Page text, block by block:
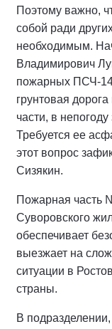
Поэтому важно,
собой ради
необходимым.
Владимирович
пожарных ПСЧ-
грунтовая
части, в
Требуется ее
этот вопрос
Сизякин.
Пожарная часть
Суворовского
обеспечивает
выезжает на
ситуации в
страны.
В подразделении,